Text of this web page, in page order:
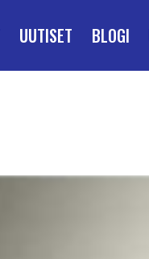
UUTISET BLOGI